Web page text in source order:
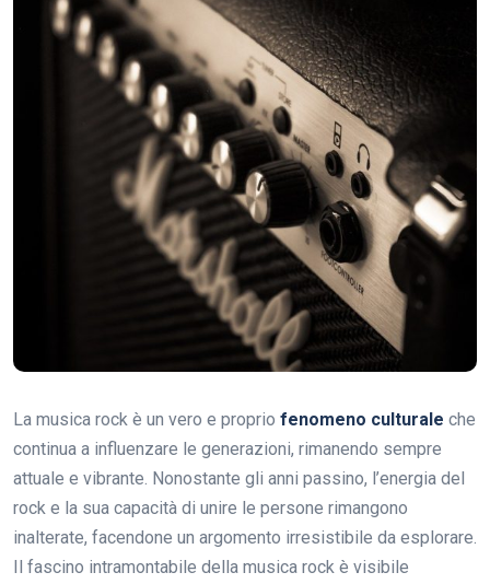
La musica rock è un vero e proprio fenomeno culturale che
continua a influenzare le generazioni, rimanendo sempre
attuale e vibrante. Nonostante gli anni passino, l’energia del
rock e la sua capacità di unire le persone rimangono
inalterate, facendone un argomento irresistibile da esplorare.
Il fascino intramontabile della musica rock è visibile